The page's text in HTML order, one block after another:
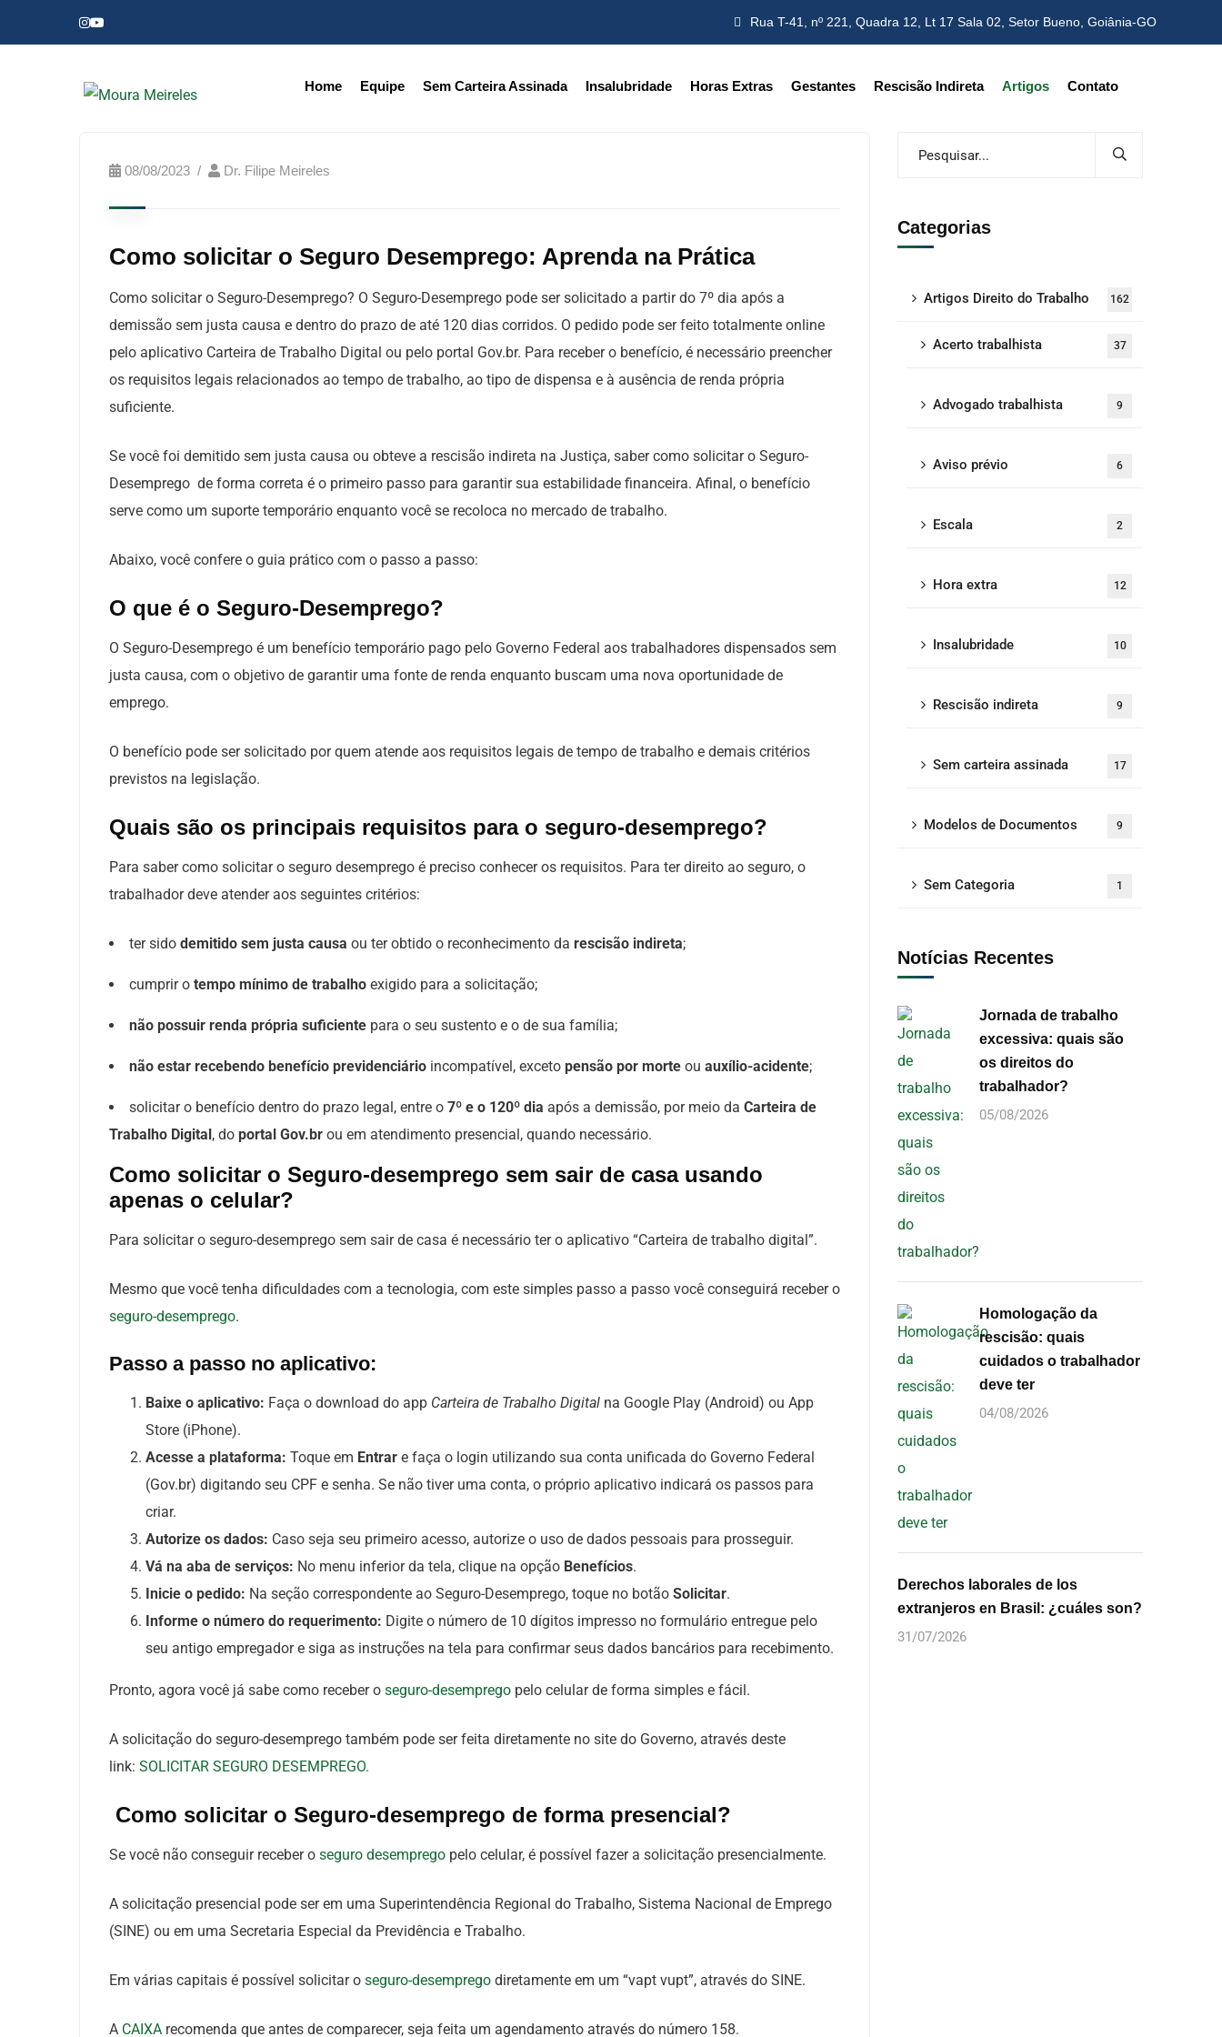
Rua T-41, nº 221, Quadra 12, Lt 17 Sala 02, Setor Bueno, Goiânia-GO
Home Equipe Sem Carteira Assinada Insalubridade Horas Extras Gestantes Rescisão Indireta Artigos Contato
08/08/2023 Dr. Filipe Meireles
Como solicitar o Seguro Desemprego: Aprenda na Prática
Como solicitar o Seguro-Desemprego? O Seguro-Desemprego pode ser solicitado a partir do 7º dia após a
demissão sem justa causa e dentro do prazo de até 120 dias corridos. O pedido pode ser feito totalmente online
pelo aplicativo Carteira de Trabalho Digital ou pelo portal Gov.br. Para receber o benefício, é necessário preencher
os requisitos legais relacionados ao tempo de trabalho, ao tipo de dispensa e à ausência de renda própria
suficiente.
Se você foi demitido sem justa causa ou obteve a rescisão indireta na Justiça, saber como solicitar o Seguro-
Desemprego de forma correta é o primeiro passo para garantir sua estabilidade financeira. Afinal, o benefício
serve como um suporte temporário enquanto você se recoloca no mercado de trabalho.
Abaixo, você confere o guia prático com o passo a passo:
O que é o Seguro-Desemprego?
O Seguro-Desemprego é um benefício temporário pago pelo Governo Federal aos trabalhadores dispensados sem
justa causa, com o objetivo de garantir uma fonte de renda enquanto buscam uma nova oportunidade de
emprego.
O benefício pode ser solicitado por quem atende aos requisitos legais de tempo de trabalho e demais critérios
previstos na legislação.
Quais são os principais requisitos para o seguro-desemprego?
Para saber como solicitar o seguro desemprego é preciso conhecer os requisitos. Para ter direito ao seguro, o
trabalhador deve atender aos seguintes critérios:
ter sido demitido sem justa causa ou ter obtido o reconhecimento da rescisão indireta;
cumprir o tempo mínimo de trabalho exigido para a solicitação;
não possuir renda própria suficiente para o seu sustento e o de sua família;
não estar recebendo benefício previdenciário incompatível, exceto pensão por morte ou auxílio-acidente;
solicitar o benefício dentro do prazo legal, entre o 7º e o 120º dia após a demissão, por meio da Carteira de
Trabalho Digital, do portal Gov.br ou em atendimento presencial, quando necessário.
Como solicitar o Seguro-desemprego sem sair de casa usando
apenas o celular?
Para solicitar o seguro-desemprego sem sair de casa é necessário ter o aplicativo “Carteira de trabalho digital”.
Mesmo que você tenha dificuldades com a tecnologia, com este simples passo a passo você conseguirá receber o
seguro-desemprego.
Passo a passo no aplicativo:
Baixe o aplicativo: Faça o download do app Carteira de Trabalho Digital na Google Play (Android) ou App
Store (iPhone).
Acesse a plataforma: Toque em Entrar e faça o login utilizando sua conta unificada do Governo Federal
(Gov.br) digitando seu CPF e senha. Se não tiver uma conta, o próprio aplicativo indicará os passos para
criar.
Autorize os dados: Caso seja seu primeiro acesso, autorize o uso de dados pessoais para prosseguir.
Vá na aba de serviços: No menu inferior da tela, clique na opção Benefícios.
Inicie o pedido: Na seção correspondente ao Seguro-Desemprego, toque no botão Solicitar.
Informe o número do requerimento: Digite o número de 10 dígitos impresso no formulário entregue pelo
seu antigo empregador e siga as instruções na tela para confirmar seus dados bancários para recebimento.
Pronto, agora você já sabe como receber o seguro-desemprego pelo celular de forma simples e fácil.
A solicitação do seguro-desemprego também pode ser feita diretamente no site do Governo, através deste
link: SOLICITAR SEGURO DESEMPREGO.
Como solicitar o Seguro-desemprego de forma presencial?
Se você não conseguir receber o seguro desemprego pelo celular, é possível fazer a solicitação presencialmente.
A solicitação presencial pode ser em uma Superintendência Regional do Trabalho, Sistema Nacional de Emprego
(SINE) ou em uma Secretaria Especial da Previdência e Trabalho.
Em várias capitais é possível solicitar o seguro-desemprego diretamente em um “vapt vupt”, através do SINE.
A CAIXA recomenda que antes de comparecer, seja feita um agendamento através do número 158.
Categorias
Artigos Direito do Trabalho 162
Acerto trabalhista 37
Advogado trabalhista 9
Aviso prévio 6
Escala 2
Hora extra 12
Insalubridade 10
Rescisão indireta 9
Sem carteira assinada 17
Modelos de Documentos 9
Sem Categoria 1
Notícias Recentes
Jornada de trabalho
excessiva: quais são
os direitos do
trabalhador?
05/08/2026
Homologação da
rescisão: quais
cuidados o trabalhador
deve ter
04/08/2026
Derechos laborales de los
extranjeros en Brasil: ¿cuáles son?
31/07/2026